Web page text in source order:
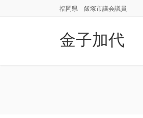
福岡県 飯塚市議会議員
金子加代